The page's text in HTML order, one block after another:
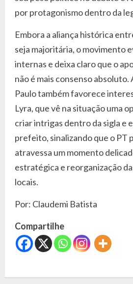
por protagonismo dentro da
Embora a aliança histórica
seja majoritária, o movimento
internas e deixa claro que o
não é mais consenso absoluto.
Paulo também favorece
Lyra, que vê na situação uma
criar intrigas dentro da sigla e
prefeito, sinalizando que o PT
atravessa um momento
estratégica e reorganização
locais.
Por: Claudemi Batista
Compartilhe
C